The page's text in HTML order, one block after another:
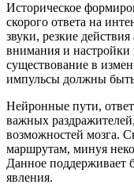
Историческое
скорого ответа на
звуки, резкие
внимания и настройки
существование в
импульсы должны
Нейронные пути,
важных
возможностей мозга.
маршрутам, минуя
Данное поддерживает
явления.